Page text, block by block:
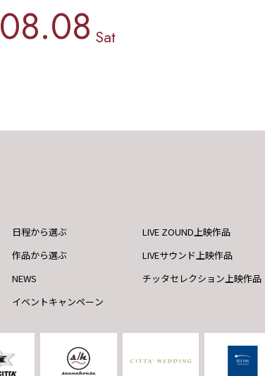
08.08 Sat
日程から選ぶ
作品から選ぶ
NEWS
イベントキャンペーン
LIVE ZOUND上映作品
LIVEサウンド上映作品
チッタセレクション上映作品